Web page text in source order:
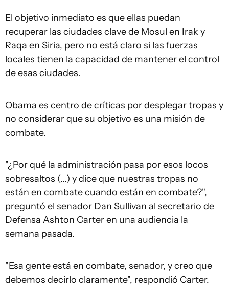
El objetivo inmediato es que ellas puedan
recuperar las ciudades clave de Mosul en Irak y
Raqa en Siria, pero no está claro si las fuerzas
locales tienen la capacidad de mantener el control
de esas ciudades.
Obama es centro de críticas por desplegar tropas y
no considerar que su objetivo es una misión de
combate.
"¿Por qué la administración pasa por esos locos
sobresaltos (...) y dice que nuestras tropas no
están en combate cuando están en combate?",
preguntó el senador Dan Sullivan al secretario de
Defensa Ashton Carter en una audiencia la
semana pasada.
"Esa gente está en combate, senador, y creo que
debemos decirlo claramente", respondió Carter.